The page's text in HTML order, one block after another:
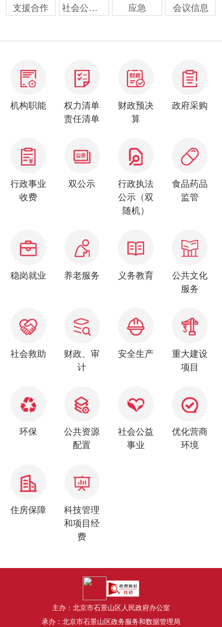
支援合作 社会公益事业 应急 会议信息
机构职能
权力清单
责任清单
财政预决
算
政府采购
行政事业
收费
双公示
行政执法
公示（双
随机）
食品药品
监管
稳岗就业 养老服务 义务教育
公共文化
服务
社会救助
财政、审
计
安全生产
重大建设
项目
环保
公共资源
配置
社会公益
事业
优化营商
环境
住房保障
科技管理
和项目经
费
主办：北京市石景山区人民政府办公室
承办：北京市石景山区政务服务和数据管理局